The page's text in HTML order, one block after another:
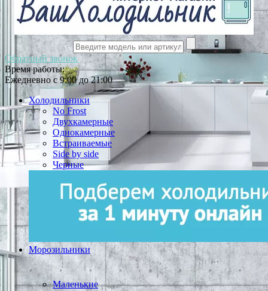
Обратный звонок
Время работы:
Ежедневно с 9:00 до 21:00
Холодильники
No Frost
Двухкамерные
Однокамерные
Встраиваемые
Side by side
Черные
Морозильники
Маленькие